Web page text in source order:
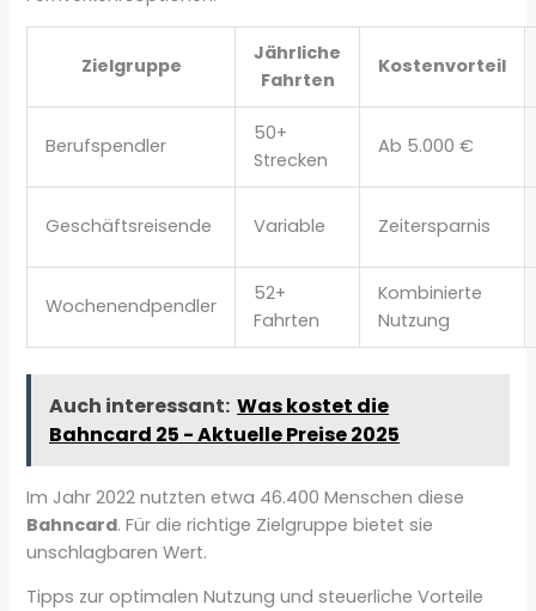
Zielgruppe
Jährliche
Fahrten
Kostenvorteil
Berufspendler
50+
Strecken
Ab 5.000 €
Geschäftsreisende Variable Zeitersparnis
Wochenendpendler
52+
Fahrten
Kombinierte
Nutzung
Auch interessant: Was kostet die
Bahncard 25 - Aktuelle Preise 2025
Im Jahr 2022 nutzten etwa 46.400 Menschen diese
Bahncard. Für die richtige Zielgruppe bietet sie
unschlagbaren Wert.
Tipps zur optimalen Nutzung und steuerliche Vorteile